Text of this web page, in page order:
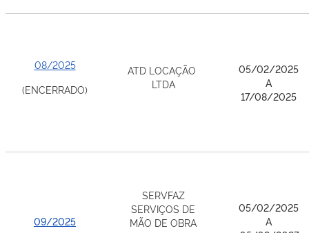
08/2025
(ENCERRADO)
ATD LOCAÇÃO
LTDA
05/02/2025
A
17/08/2025
09/2025
SERVFAZ
SERVIÇOS DE
MÃO DE OBRA
05/02/2025
A